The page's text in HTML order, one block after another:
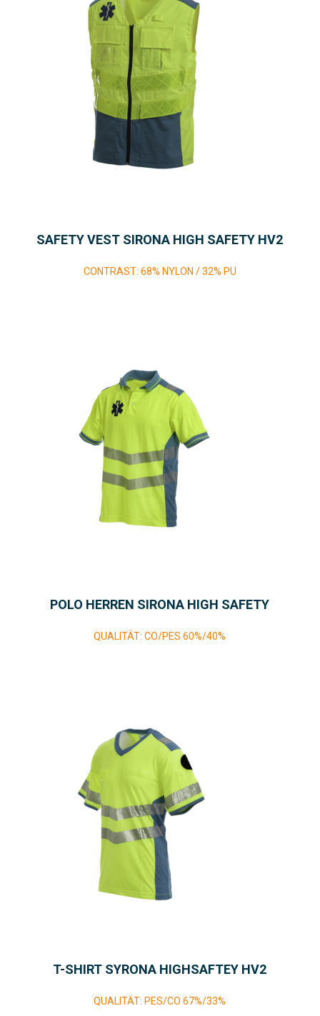
SAFETY VEST SIRONA HIGH SAFETY HV2
CONTRAST: 68% NYLON / 32% PU
POLO HERREN SIRONA HIGH SAFETY
QUALITÄT: CO/PES 60%/40%
T-SHIRT SYRONA HIGHSAFTEY HV2
QUALITÄT: PES/CO 67%/33%